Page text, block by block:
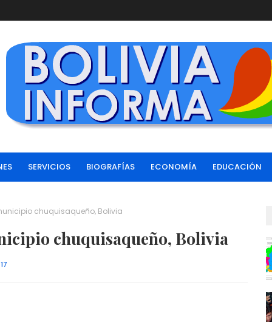
SERVICIOS BIOGRAFÍAS ECONOMÍA EDUCACIÓN
chuquisaqueño, Bolivia
chuquisaqueño, Bolivia